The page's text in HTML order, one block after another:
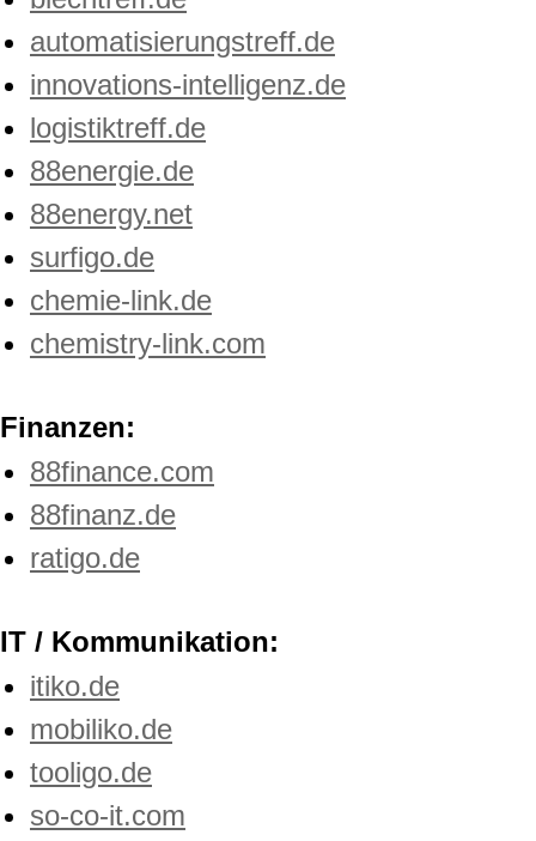
automatisierungstreff.de
innovations-intelligenz.de
logistiktreff.de
88energie.de
88energy.net
surfigo.de
chemie-link.de
chemistry-link.com
Finanzen:
88finance.com
88finanz.de
ratigo.de
IT / Kommunikation:
itiko.de
mobiliko.de
tooligo.de
so-co-it.com